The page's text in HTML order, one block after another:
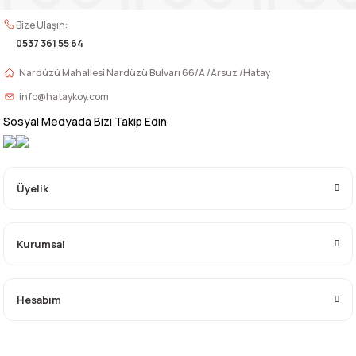
Bize Ulaşın:
0537 361 55 64
Nardüzü Mahallesi Nardüzü Bulvarı 66/A /Arsuz /Hatay
info@hataykoy.com
Sosyal Medyada Bizi Takip Edin
Üyelik
Kurumsal
Hesabım